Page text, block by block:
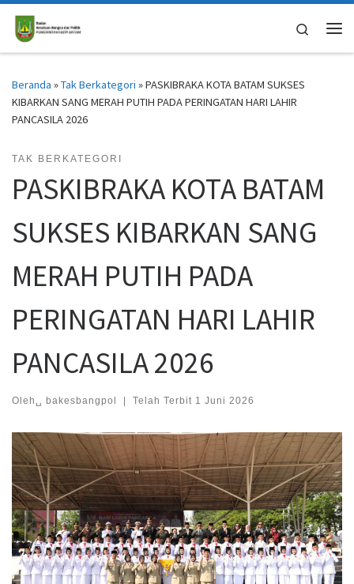
Skip to content
Search
Beranda »Tak Berkategori »PASKIBRAKA KOTA BATAM SUKSES
KIBARKAN SANG MERAH PUTIH PADA PERINGATAN HARI LAHIR
PANCASILA 2026
TAK BERKATEGORI
PASKIBRAKA KOTA BATAM
SUKSES KIBARKAN SANG
MERAH PUTIH PADA
PERINGATAN HARI LAHIR
PANCASILA 2026
Oleh␣ bakesbangpol | Telah Terbit 1 Juni 2026